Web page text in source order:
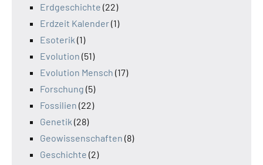
Erdgeschichte (22)
Erdzeit Kalender(1)
Esoterik (1)
Evolution (51)
Evolution Mensch (17)
Forschung (5)
Fossilien (22)
Genetik (28)
Geowissenschaften (8)
Geschichte (2)